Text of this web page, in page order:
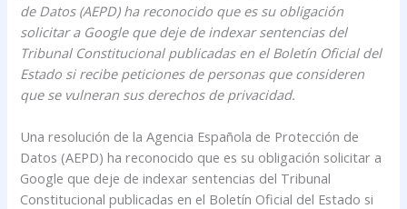
de Datos (AEPD) ha reconocido que es su obligación
solicitar a Google que deje de indexar sentencias del
Tribunal Constitucional publicadas en el Boletín Oficial del
Estado si recibe peticiones de personas que consideren
que se vulneran sus derechos de privacidad.
Una resolución de la Agencia Española de Protección de
Datos (AEPD) ha reconocido que es su obligación solicitar a
Google que deje de indexar sentencias del Tribunal
Constitucional publicadas en el Boletín Oficial del Estado si